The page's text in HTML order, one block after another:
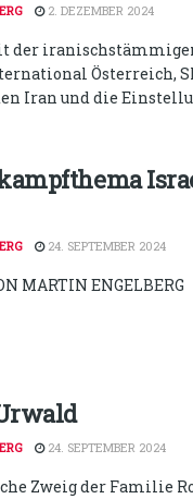
2. DEZEMBER 2024
der
Österreich,
Iran und die
24. SEPTEMBER 2024
MARTIN ENGELBERG
24. SEPTEMBER 2024
Zweig der Familie